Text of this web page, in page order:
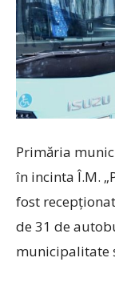
Primăria
în incinta Î.M.
fost
de 31 de
municipalitate